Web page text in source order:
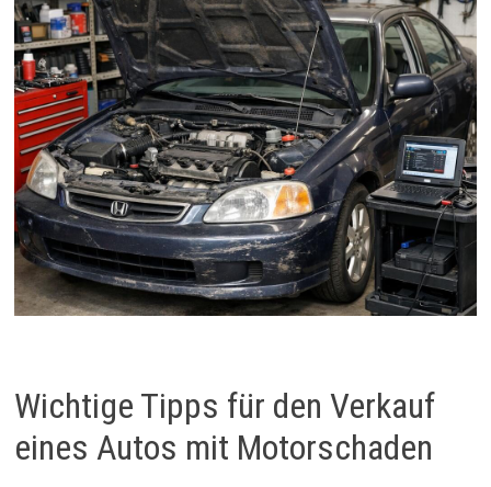
Wichtige Tipps für den Verkauf
eines Autos mit Motorschaden